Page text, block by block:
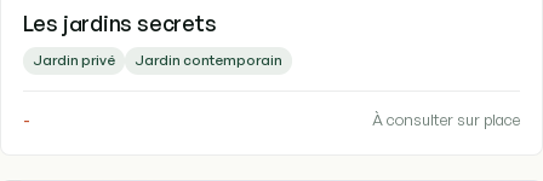
Les jardins secrets
Jardin privé Jardin contemporain
- À consulter sur place